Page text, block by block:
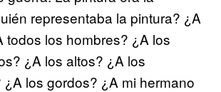
representaba la pintura? ¿A
todos los hombres? ¿A los
¿A los altos? ¿A los
los gordos? ¿A mi hermano